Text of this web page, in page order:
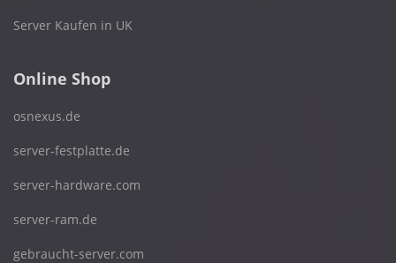
Server Kaufen in UK
Online Shop
osnexus.de
server-festplatte.de
server-hardware.com
server-ram.de
gebraucht-server.com